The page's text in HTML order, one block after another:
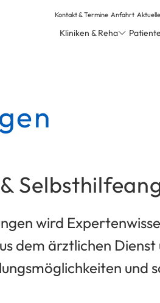
Kontakt & Termine Anfahrt
Kliniken & Reha
wird
dem ärztlichen
und